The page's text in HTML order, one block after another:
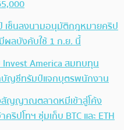
ซ็นลงนามอนุมัติกฎหมายคริป
ผลบังคับใช้ 1 ก.ย. นี้
Invest America สมทบทุน
บัญชีทรัมป์แจกบุตรพนักงาน
สัญญาณตลาดหมีเข้าสู่โค้ง
ริปโทฯ ซุ่มเก็บ BTC และ ETH